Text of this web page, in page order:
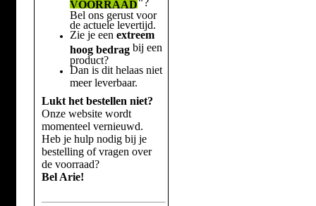
VOORRAAD"?
Bel ons gerust voor
de actuele levertijd.
Zie je een extreem
hoog bedragbij een
product?
Dan is dit helaas niet
meer leverbaar.
Lukt het bestellen niet?
Onze website wordt
momenteel vernieuwd.
Heb je hulp nodig bij je
bestelling of vragen over
de voorraad?
Bel Arie!